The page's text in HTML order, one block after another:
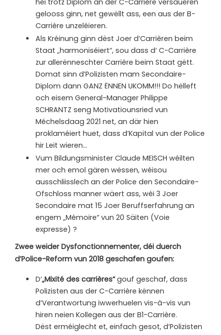
hei trotz Diplom an der C-Carrière versaueren
gelooss ginn, net gewëllt ass, een aus der B-
Carrière unzeléieren.
Als Kréinung ginn dëst Joer d’Carrièren beim
Staat „harmoniséiert“, sou dass d‘ C-Carrière
zur allerënneschter Carrière beim Staat gëtt.
Domat sinn d’Polizisten mam Secondaire-
Diplom dann GANZ ËNNEN UKOMM!!! Do hëlleft
och eisem General-Manager Philippe
SCHRANTZ seng Motivatiounsried vun
Méchelsdaag 2021 net, an där hien
proklaméiert huet, dass d’Kapital vun der Police
hir Leit wieren…
Vum Bildungsminister Claude MEISCH wéilten
mer och emol gären wëssen, wéisou
ausschliisslech an der Police den Secondaire-
Ofschloss manner wäert ass, wéi 3 Joer
Secondaire mat 15 Joer Beruffserfahrung an
engem „Mémoire“ vun 20 Säiten (Voie
expresse) ?
Zwee weider Dysfonctionnementer, déi duerch
d’Police-Reform vun 2018 geschafen goufen:
D‘„Mixité des carrières“gouf geschaf, dass
Polizisten aus der C-Carrière kënnen
d’Verantwortung iwwerhuelen vis-à-vis vun
hiren neien Kollegen aus der B1-Carrière.
Dëst erméiglecht et, einfach gesot, d’Polizisten